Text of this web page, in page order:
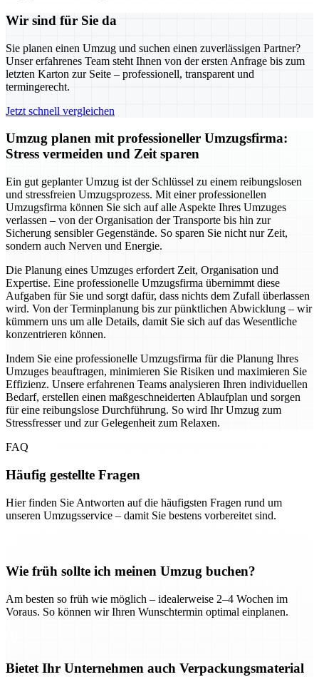
Wir sind für Sie da
Sie planen einen Umzug und suchen einen zuverlässigen Partner?
Unser erfahrenes Team steht Ihnen von der ersten Anfrage bis zum
letzten Karton zur Seite – professionell, transparent und
termingerecht.
Jetzt schnell vergleichen
Umzug planen mit professioneller Umzugsfirma:
Stress vermeiden und Zeit sparen
Ein gut geplanter Umzug ist der Schlüssel zu einem reibungslosen
und stressfreien Umzugsprozess. Mit einer professionellen
Umzugsfirma können Sie sich auf alle Aspekte Ihres Umzuges
verlassen – von der Organisation der Transporte bis hin zur
Sicherung sensibler Gegenstände. So sparen Sie nicht nur Zeit,
sondern auch Nerven und Energie.
Die Planung eines Umzuges erfordert Zeit, Organisation und
Expertise. Eine professionelle Umzugsfirma übernimmt diese
Aufgaben für Sie und sorgt dafür, dass nichts dem Zufall überlassen
wird. Von der Terminplanung bis zur pünktlichen Abwicklung – wir
kümmern uns um alle Details, damit Sie sich auf das Wesentliche
konzentrieren können.
Indem Sie eine professionelle Umzugsfirma für die Planung Ihres
Umzuges beauftragen, minimieren Sie Risiken und maximieren Sie
Effizienz. Unsere erfahrenen Teams analysieren Ihren individuellen
Bedarf, erstellen einen maßgeschneiderten Ablaufplan und sorgen
für eine reibungslose Durchführung. So wird Ihr Umzug zum
Stressfresser und zur Gelegenheit zum Relaxen.
FAQ
Häufig gestellte Fragen
Hier finden Sie Antworten auf die häufigsten Fragen rund um
unseren Umzugsservice – damit Sie bestens vorbereitet sind.
Wie früh sollte ich meinen Umzug buchen?
Am besten so früh wie möglich – idealerweise 2–4 Wochen im
Voraus. So können wir Ihren Wunschtermin optimal einplanen.
Bietet Ihr Unternehmen auch Verpackungsmaterial